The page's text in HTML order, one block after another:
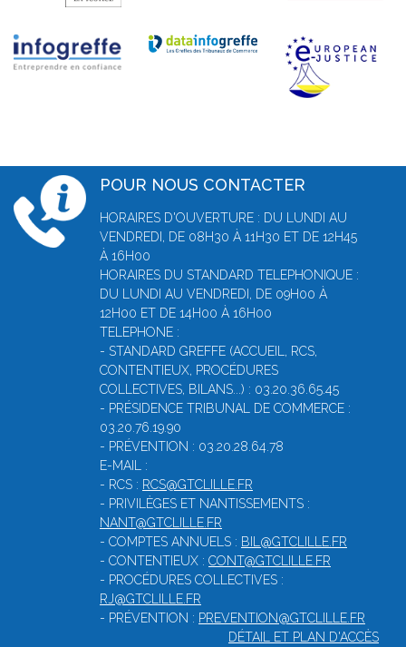
POUR NOUS CONTACTER
HORAIRES D'OUVERTURE : DU LUNDI AU
VENDREDI, DE 08H30 À 11H30 ET DE 12H45
À 16H00
HORAIRES DU STANDARD TELEPHONIQUE :
DU LUNDI AU VENDREDI, DE 09H00 À
12H00 ET DE 14H00 À 16H00
TELEPHONE :
- STANDARD GREFFE (ACCUEIL, RCS,
CONTENTIEUX, PROCÉDURES
COLLECTIVES, BILANS...) : 03.20.36.65.45
- PRÉSIDENCE TRIBUNAL DE COMMERCE :
03.20.76.19.90
- PRÉVENTION : 03.20.28.64.78
E-MAIL :
- RCS : RCS@GTCLILLE.FR
- PRIVILÈGES ET NANTISSEMENTS :
NANT@GTCLILLE.FR
- COMPTES ANNUELS : BIL@GTCLILLE.FR
- CONTENTIEUX : CONT@GTCLILLE.FR
- PROCÉDURES COLLECTIVES :
RJ@GTCLILLE.FR
- PRÉVENTION : PREVENTION@GTCLILLE.FR
DÉTAIL ET PLAN D'ACCÈS